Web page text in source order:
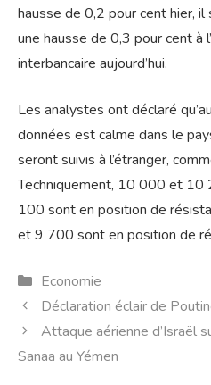
hausse de 0,2 pour cent hier,
une hausse de 0,3 pour cent à
interbancaire aujourd’hui.
Les analystes ont déclaré
données est calme dans le
seront suivis à l’étranger,
Techniquement, 10 000 et 10
100 sont en position de
et 9 700 sont en position de
Catégories
Economie
Déclaration éclair de
Attaque aérienne d’Israël
Sanaa au Yémen